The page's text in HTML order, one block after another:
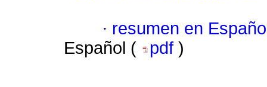
· resumen en
Español (
pdf )